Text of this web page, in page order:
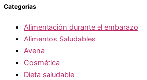
Categorías
Alimentación durante el embarazo
Alimentos Saludables
Avena
Cosmética
Dieta saludable